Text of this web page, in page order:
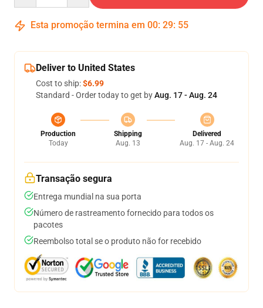
Esta promoção termina em 00: 29: 54
Deliver to United States
Cost to ship:$6.99
Standard - Order today to get byAug. 17 - Aug. 24
Production
Today
Shipping
Aug. 13
Delivered
Aug. 17 - Aug. 24
Transação segura
Entrega mundial na sua porta
Número de rastreamento fornecido para todos os
pacotes
Reembolso total se o produto não for recebido